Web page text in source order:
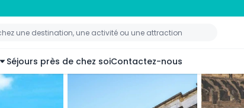
Séjours près de chez soiContactez-nous